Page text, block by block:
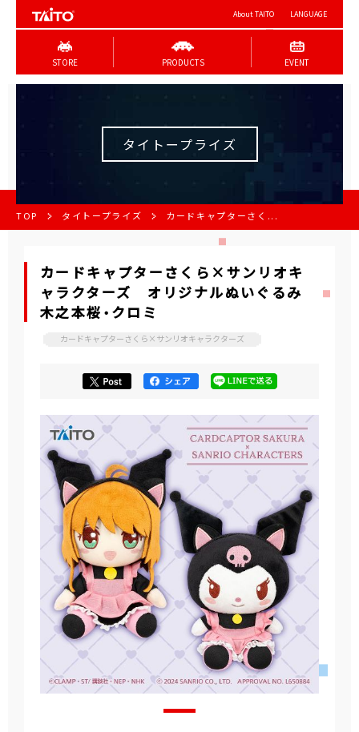
About TAITO LANGUAGE
STORE PRODUCTS EVENT
タイトープライズ
TOP タイトープライズ カードキャプターさく...
カードキャプターさくら×サンリオキ
ャラクターズ オリジナルぬいぐるみ
木之本桜・クロミ
カードキャプターさくら×サンリオキャラクターズ